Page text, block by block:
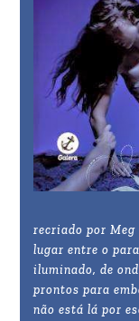
recriado por
lugar entre o
iluminado, de
prontos para
não está lá por